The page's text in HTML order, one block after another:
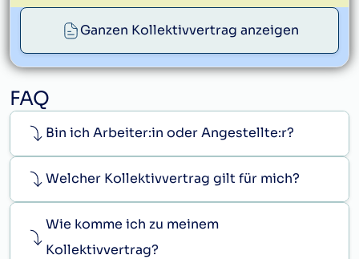
Ganzen Kollektivvertrag anzeigen
proge@proge.at
FAQ
Bin ich Arbeiter:in oder Angestellte:r?
Welcher Kollektivvertrag gilt für mich?
Wie komme ich zu meinem
Kollektivvertrag?